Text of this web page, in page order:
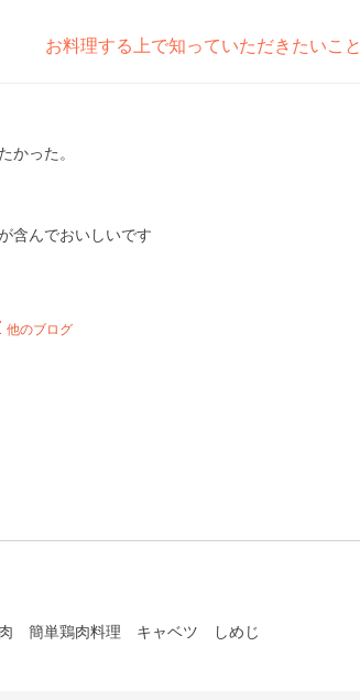
お料理する上で知っていただきたいこと
かった。
含んでおいしいです
他のブログ
簡単鶏肉料理 キャベツ しめじ